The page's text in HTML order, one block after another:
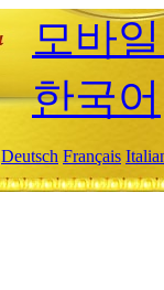
모바
한국어
Deutsch Français